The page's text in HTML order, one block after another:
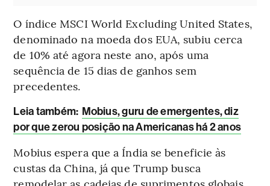
O índice MSCI World Excluding United States,
denominado na moeda dos EUA, subiu cerca
de 10% até agora neste ano, após uma
sequência de 15 dias de ganhos sem
precedentes.
Leia também: Mobius, guru de emergentes, diz
por que zerou posição na Americanas há 2 anos
Mobius espera que a Índia se beneficie às
custas da China, já que Trump busca
remodelar as cadeias de suprimentos globais,